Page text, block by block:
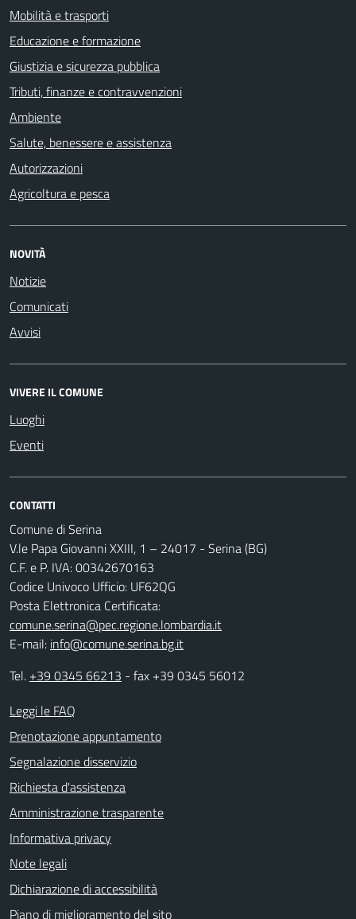
Mobilità e trasporti
Educazione e formazione
Giustizia e sicurezza pubblica
Tributi, finanze e contravvenzioni
Ambiente
Salute, benessere e assistenza
Autorizzazioni
Agricoltura e pesca
NOVITÀ
Notizie
Comunicati
Avvisi
VIVERE IL COMUNE
Luoghi
Eventi
CONTATTI
Comune di Serina
V.le Papa Giovanni XXIII, 1 – 24017 - Serina (BG)
C.F. e P. IVA: 00342670163
Codice Univoco Ufficio: UF62QG
Posta Elettronica Certificata:
comune.serina@pec.regione.lombardia.it
E-mail: info@comune.serina.bg.it
Tel. +39 0345 66213 - fax +39 0345 56012
Leggi le FAQ
Prenotazione appuntamento
Segnalazione disservizio
Richiesta d'assistenza
Amministrazione trasparente
Informativa privacy
Note legali
Dichiarazione di accessibilità
Piano di miglioramento del sito